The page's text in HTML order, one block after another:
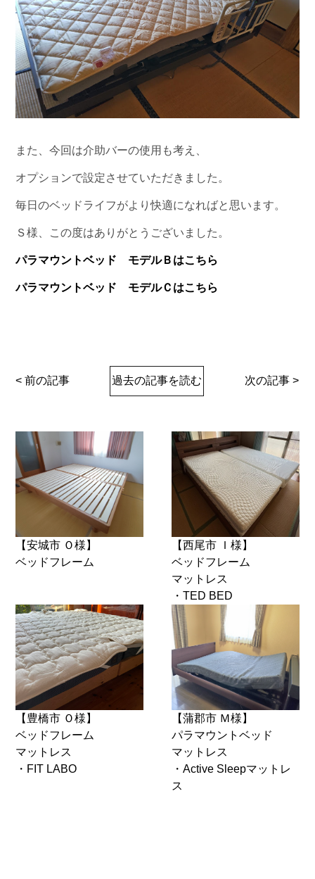
また、今回は介助バーの使用も考え、
オプションで設定させていただきました。
毎日のベッドライフがより快適になればと思います。
Ｓ様、この度はありがとうございました。
パラマウントベッド モデルＢはこちら
パラマウントベッド モデルＣはこちら
< 前の記事 過去の記事を読む 次の記事 >
【安城市 Ｏ様】
ベッドフレーム
【西尾市 Ｉ様】
ベッドフレーム
マットレス
・TED BED
【豊橋市 Ｏ様】
ベッドフレーム
マットレス
・FIT LABO
【蒲郡市 Ｍ様】
パラマウントベッド
マットレス
・Active Sleepマットレ
ス